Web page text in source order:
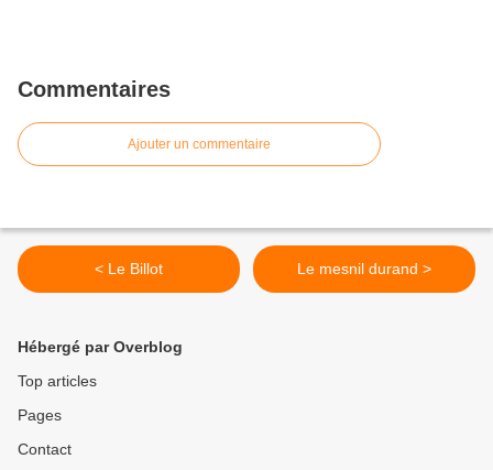
Commentaires
Ajouter un commentaire
< Le Billot Le mesnil durand >
Hébergé par Overblog
Top articles
Pages
Contact